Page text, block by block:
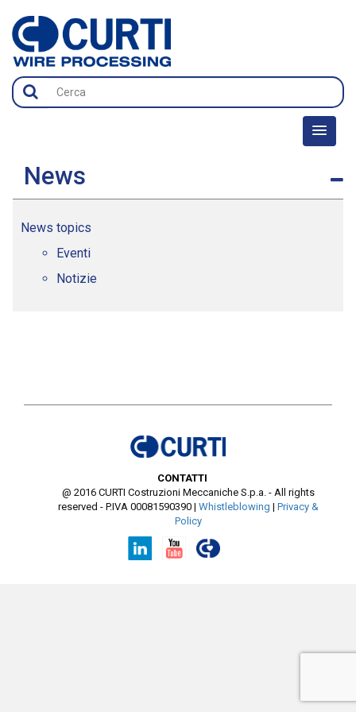
News
News topics
Eventi
Notizie
CONTATTI
@ 2016 CURTI Costruzioni Meccaniche S.p.a. - All rights
reserved - P.IVA 00081590390 | Whistleblowing | Privacy &
Policy